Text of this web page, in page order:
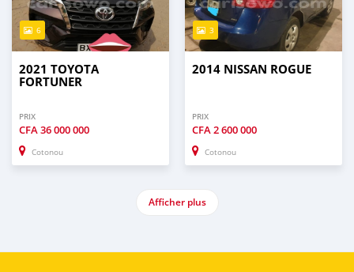
6
2021 TOYOTA
FORTUNER
PRIX
CFA36 000 000
Cotonou
3
2014 NISSAN ROGUE
PRIX
CFA2 600 000
Cotonou
Afficher plus